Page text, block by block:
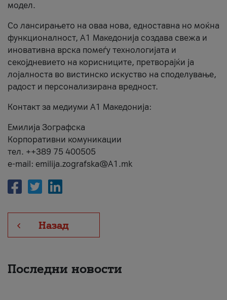
модел.
Со лансирањето на оваа нова, едноставна но моќна
функционалност, А1 Македонија создава свежа и
иновативна врска помеѓу технологијата и
секојдневието на корисниците, претворајќи ја
лојалноста во вистинско искуство на споделување,
радост и персонализирана вредност.
Контакт за медиуми А1 Македонија:
Емилија Зографска
Корпоративни комуникации
тел. ++389 75 400505
e-mail: emilija.zografska@A1.mk
Назад
Последни новости